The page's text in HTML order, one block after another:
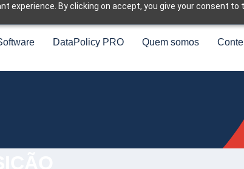
experience. By clicking on accept, you give your consent to
DataPolicy PRO Quem somos